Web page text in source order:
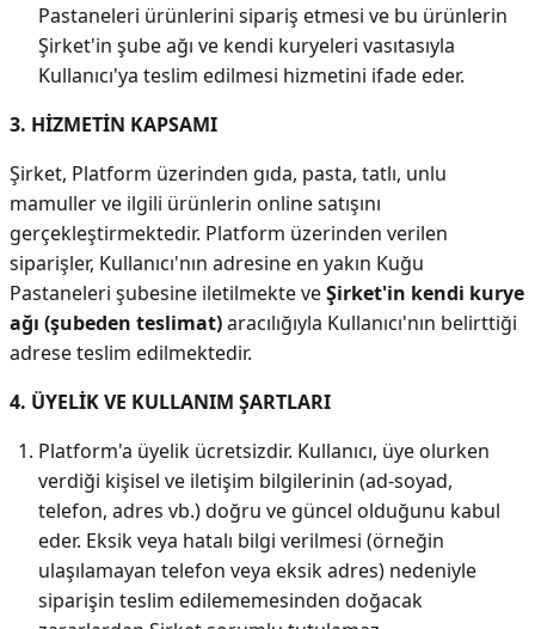
Pastaneleri ürünlerini sipariş etmesi ve bu ürünlerin
Şirket'in şube ağı ve kendi kuryeleri vasıtasıyla
Kullanıcı'ya teslim edilmesi hizmetini ifade eder.
3. HİZMETİN KAPSAMI
Şirket, Platform üzerinden gıda, pasta, tatlı, unlu
mamuller ve ilgili ürünlerin online satışını
gerçekleştirmektedir. Platform üzerinden verilen
siparişler, Kullanıcı'nın adresine en yakın Kuğu
Pastaneleri şubesine iletilmekte veŞirket'in kendi kurye
ağı (şubeden teslimat)aracılığıyla Kullanıcı'nın belirttiği
adrese teslim edilmektedir.
4. ÜYELİK VE KULLANIM ŞARTLARI
Platform'a üyelik ücretsizdir. Kullanıcı, üye olurken
verdiği kişisel ve iletişim bilgilerinin (ad-soyad,
telefon, adres vb.) doğru ve güncel olduğunu kabul
eder. Eksik veya hatalı bilgi verilmesi (örneğin
ulaşılamayan telefon veya eksik adres) nedeniyle
siparişin teslim edilememesinden doğacak